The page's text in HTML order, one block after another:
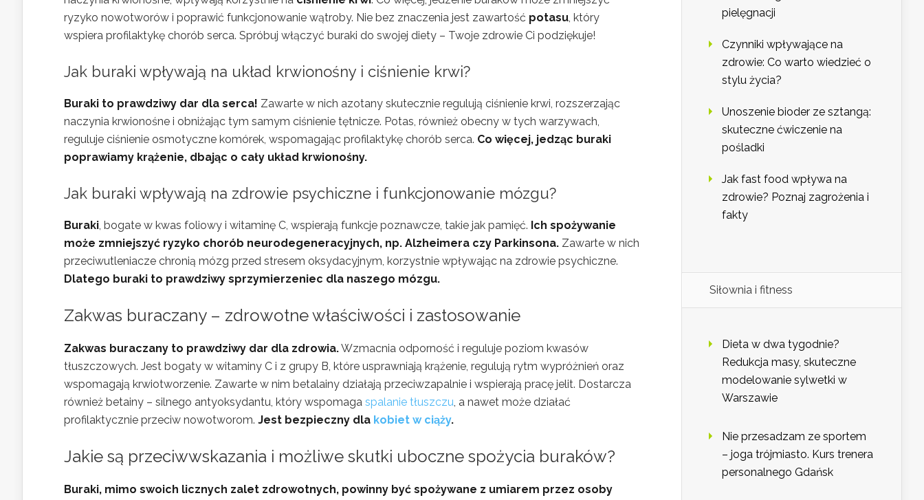
ryzyko nowotworów i poprawić funkcjonowanie wątroby. Nie bez znaczenia jest zawartość potasu, który
wspiera profilaktykę chorób serca. Spróbuj włączyć buraki do swojej diety – Twoje zdrowie Ci podziękuje!
Jak buraki wpływają na układ krwionośny i ciśnienie krwi?
Buraki to prawdziwy dar dla serca! Zawarte w nich azotany skutecznie regulują ciśnienie krwi, rozszerzając
naczynia krwionośne i obniżając tym samym ciśnienie tętnicze. Potas, również obecny w tych warzywach,
reguluje ciśnienie osmotyczne komórek, wspomagając profilaktykę chorób serca. Co więcej, jedząc buraki
poprawiamy krążenie, dbając o cały układ krwionośny.
Jak buraki wpływają na zdrowie psychiczne i funkcjonowanie mózgu?
Buraki, bogate w kwas foliowy i witaminę C, wspierają funkcje poznawcze, takie jak pamięć. Ich spożywanie
może zmniejszyć ryzyko chorób neurodegeneracyjnych, np. Alzheimera czy Parkinsona. Zawarte w nich
przeciwutleniacze chronią mózg przed stresem oksydacyjnym, korzystnie wpływając na zdrowie psychiczne.
Dlatego buraki to prawdziwy sprzymierzeniec dla naszego mózgu.
Zakwas buraczany – zdrowotne właściwości i zastosowanie
Zakwas buraczany to prawdziwy dar dla zdrowia.Wzmacnia odporność i reguluje poziom kwasów
tłuszczowych. Jest bogaty w witaminy C i z grupy B, które usprawniają krążenie, regulują rytm wypróżnień oraz
wspomagają krwiotworzenie. Zawarte w nim betalainy działają przeciwzapalnie i wspierają pracę jelit. Dostarcza
również betainy – silnego antyoksydantu, który wspomaga spalanie tłuszczu, a nawet może działać
profilaktycznie przeciw nowotworom. Jest bezpieczny dla kobiet w ciąży.
Jakie są przeciwwskazania i możliwe skutki uboczne spożycia buraków?
Buraki, mimo swoich licznych zalet zdrowotnych, powinny być spożywane z umiarem przez osoby
pielęgnacji
Czynniki wpływające na
zdrowie: Co warto wiedzieć o
stylu życia?
Unoszenie bioder ze sztangą:
skuteczne ćwiczenie na
pośladki
Jak fast food wpływa na
zdrowie? Poznaj zagrożenia i
fakty
Siłownia i fitness
Dieta w dwa tygodnie?
Redukcja masy, skuteczne
modelowanie sylwetki w
Warszawie
Nie przesadzam ze sportem
– joga trójmiasto. Kurs trenera
personalnego Gdańsk